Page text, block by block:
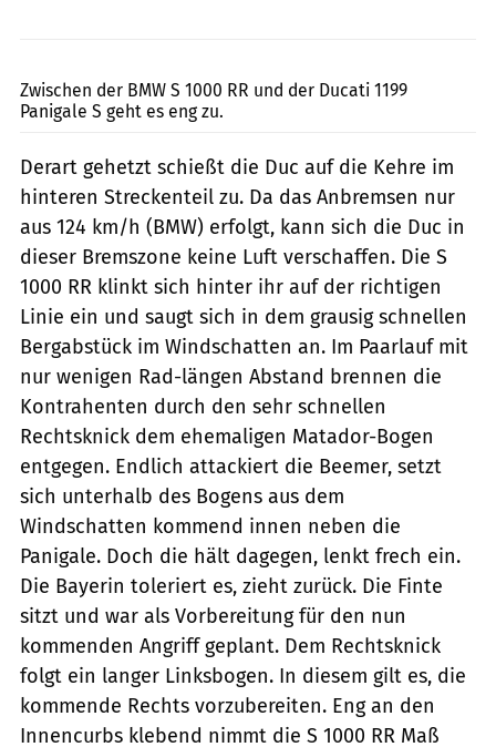
Zwischen der BMW S 1000 RR und der Ducati 1199
Panigale S geht es eng zu.
Derart gehetzt schießt die Duc auf die Kehre im
hinteren Streckenteil zu. Da das Anbremsen nur
aus 124 km/h (BMW) erfolgt, kann sich die Duc in
dieser Bremszone keine Luft verschaffen. Die S
1000 RR klinkt sich hinter ihr auf der richtigen
Linie ein und saugt sich in dem grausig schnellen
Bergabstück im Windschatten an. Im Paarlauf mit
nur wenigen Rad-längen Abstand brennen die
Kontrahenten durch den sehr schnellen
Rechtsknick dem ehemaligen Matador-Bogen
entgegen. Endlich attackiert die Beemer, setzt
sich unterhalb des Bogens aus dem
Windschatten kommend innen neben die
Panigale. Doch die hält dagegen, lenkt frech ein.
Die Bayerin toleriert es, zieht zurück. Die Finte
sitzt und war als Vorbereitung für den nun
kommenden Angriff geplant. Dem Rechtsknick
folgt ein langer Linksbogen. In diesem gilt es, die
kommende Rechts vorzubereiten. Eng an den
Innencurbs klebend nimmt die S 1000 RR Maß